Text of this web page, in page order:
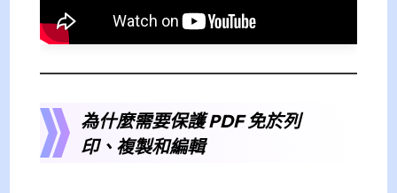
為什麼需要保護 PDF 免於列
印、複製和編輯